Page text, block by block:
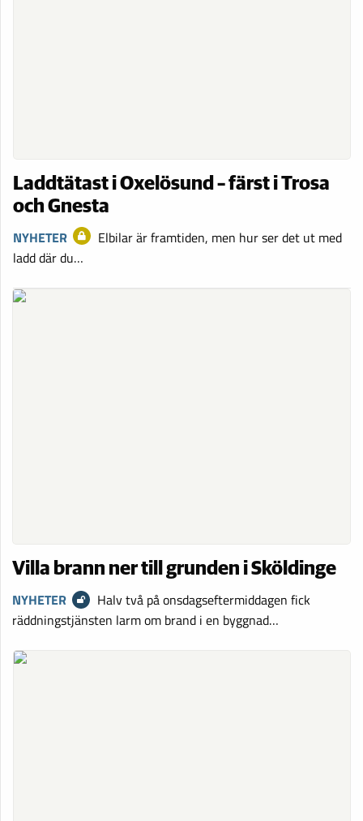
Laddtätast i Oxelösund – färst i Trosa
och Gnesta
NYHETER
Elbilar är framtiden, men hur ser det ut med
ladd där du…
Villa brann ner till grunden i Sköldinge
NYHETER
Halv två på onsdagseftermiddagen fick
räddningstjänsten larm om brand i en byggnad…